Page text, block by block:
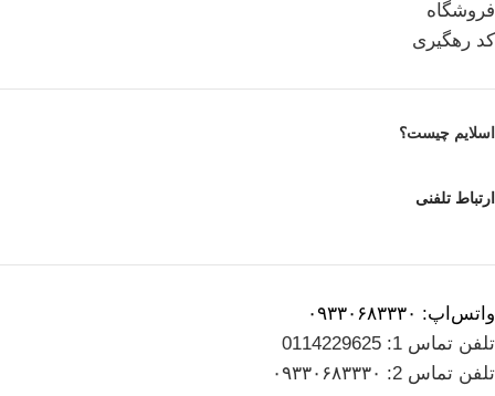
فروشگاه
کد رهگیری
اسلایم چیست؟
ارتباط تلفنی
واتس‌اپ: ۰۹۳۳۰۶۸۳۳۳۰
تلفن تماس 1: 0114229625
تلفن تماس 2: ۰۹۳۳۰۶۸۳۳۳۰